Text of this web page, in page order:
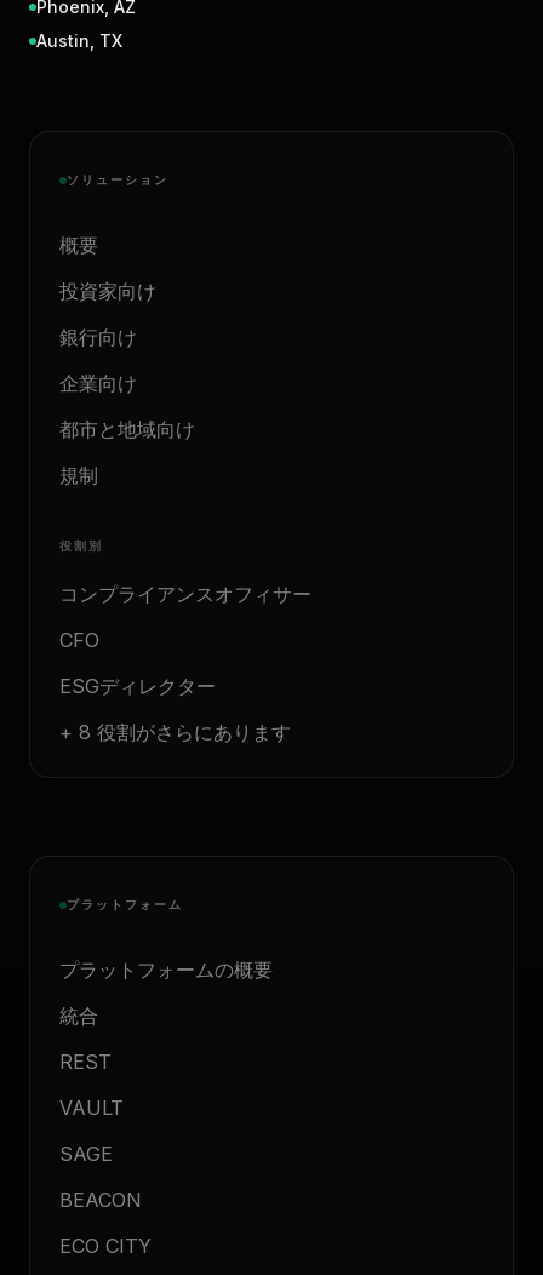
Phoenix AZ
Austin TX
ソリューション
概要
投資家向け
銀行向け
企業向け
都市と地域向け
規制
役割別
コンプライアンスオフィサー
CFO
ESGディレクター
+ 8 役割がさらにあります
プラットフォーム
プラットフォームの概要
統合
REST
VAULT
SAGE
BEACON
ECO CITY